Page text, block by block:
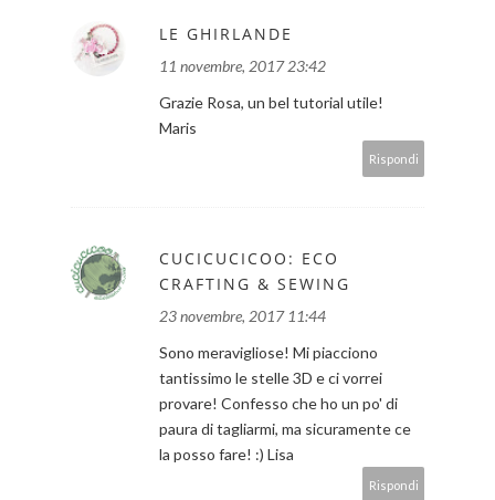
LE GHIRLANDE
11 novembre, 2017 23:42
Grazie Rosa, un bel tutorial utile!
Maris
Rispondi
CUCICUCICOO: ECO
CRAFTING & SEWING
23 novembre, 2017 11:44
Sono meravigliose! Mi piacciono
tantissimo le stelle 3D e ci vorrei
provare! Confesso che ho un po' di
paura di tagliarmi, ma sicuramente ce
la posso fare! :) Lisa
Rispondi